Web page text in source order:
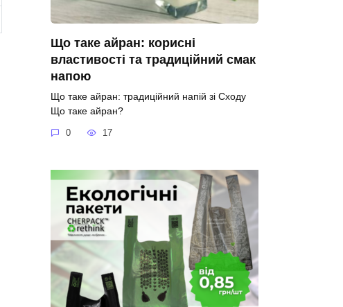
Що таке айран: корисні
властивості та традиційний смак
напою
Що таке айран: традиційний напій зі Сходу
Що таке айран?
0 17